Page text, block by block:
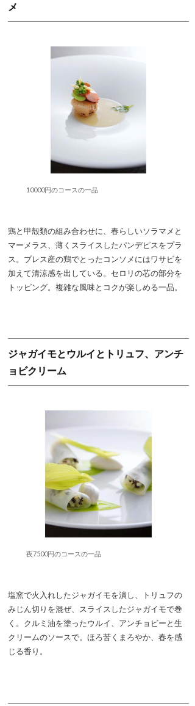
メ
10000円のコースの一品
鶏と甲殻類の組み合わせに、春らしいソラマメと
マーメラス、薄くスライスしたパンデピスをプラ
ス。ブレス産の鶏でとったコンソメにはワサビを
加えて清涼感を出している。セロリの芯の部分を
トッピング。複雑な風味とコクが楽しめる一品。
ジャガイモとウルイとトリュフ、アンチ
ョビクリーム
夜7500円のコースの一品
塩窯で火入れしたジャガイモを潰し、トリュフの
みじん切りを混ぜ、スライスしたジャガイモで巻
く。クルミ油を塗ったウルイ、アンチョビーと生
クリームのソースで。ほろ苦くまろやか、春を感
じる香り。